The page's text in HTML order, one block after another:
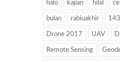
halo kajian hilal
bulan rabiuakhir
Drone 2017 UAV
Remote Sensing